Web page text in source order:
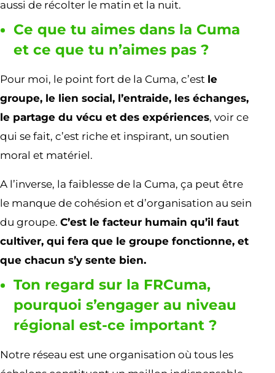
aussi de récolter le matin et la nuit.
Ce que tu aimes dans la Cuma
et ce que tu n’aimes pas ?
Pour moi, le point fort de la Cuma, c’est le
groupe, le lien social, l’entraide, les échanges,
le partage du vécu et des expériences, voir ce
qui se fait, c’est riche et inspirant, un soutien
moral et matériel.
A l’inverse, la faiblesse de la Cuma, ça peut être
le manque de cohésion et d’organisation au sein
du groupe. C’est le facteur humain qu’il faut
cultiver, qui fera que le groupe fonctionne, et
que chacun s’y sente bien.
Ton regard sur la FRCuma,
pourquoi s’engager au niveau
régional est-ce important ?
Notre réseau est une organisation où tous les